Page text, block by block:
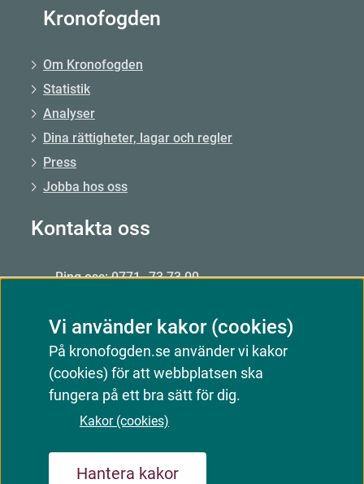
Vi använder kakor (cookies)
På kronofogden.se använder vi kakor
(cookies) för att webbplatsen ska
fungera på ett bra sätt för dig.
Kakor (cookies)
Hantera kakor
Kronofogden
Om Kronofogden
Statistik
Analyser
Dina rättigheter, lagar och regler
Press
Jobba hos oss
Kontakta oss
Ring oss: 0771–73 73 00
Öppet: mån–fre 09.00–15.00
Mejla oss
Kontakta oss
Webbkarta Om webbplatsen Kakor (cookies)